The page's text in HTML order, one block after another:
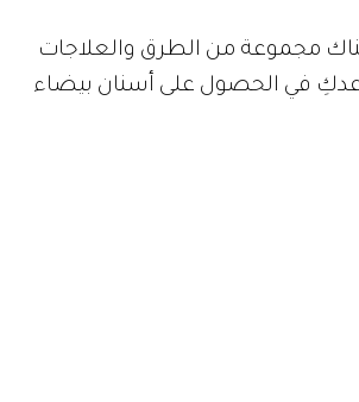
مجموعة من الطرق والعلاجات
في الحصول على أسنان بيضاء